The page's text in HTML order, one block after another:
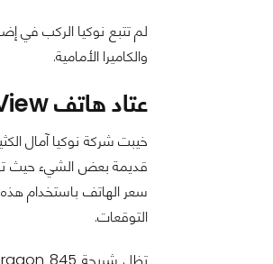
لم تتبع نوكيا الركب في
والكاميرا الأمامية.
عتاد هاتف Nokia 9 PureView
التوقعات.